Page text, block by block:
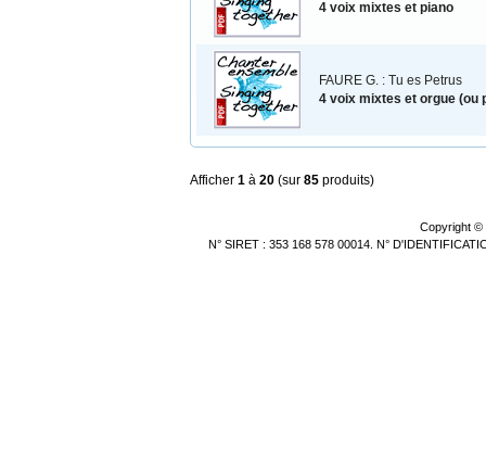
4 voix mixtes et piano
FAURE G. : Tu es Petrus
4 voix mixtes et orgue (ou
Afficher 1 à 20 (sur 85 produits)
Copyright ©
N° SIRET : 353 168 578 00014. N°